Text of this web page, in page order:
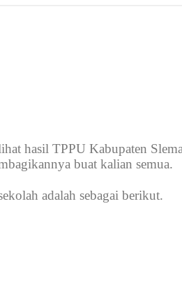
hasil TPPU Kabupaten
buat kalian semua.
adalah sebagai berikut.